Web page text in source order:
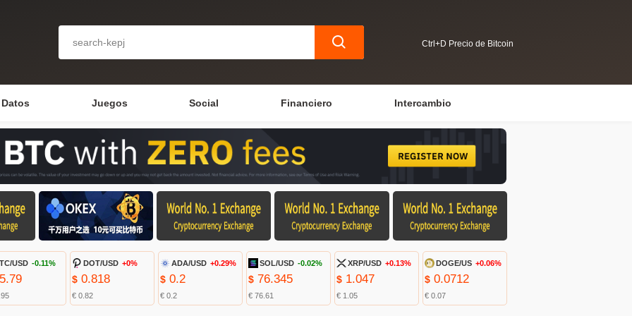
Ctrl+D Precio de Bitcoin
Datos Juegos Social Financiero Intercambio
USD -0.11% DOT/USD +0%
$0.818
€ 0.82
ADA/USD +0.29%
$0.2
€ 0.2
SOL/USD -0.02%
$ 76.345
€ 76.61
XRP/USD +0.13%
$ 1.047
€ 1.05
DOGE/US +0.06%
$ 0.0712
€ 0.07